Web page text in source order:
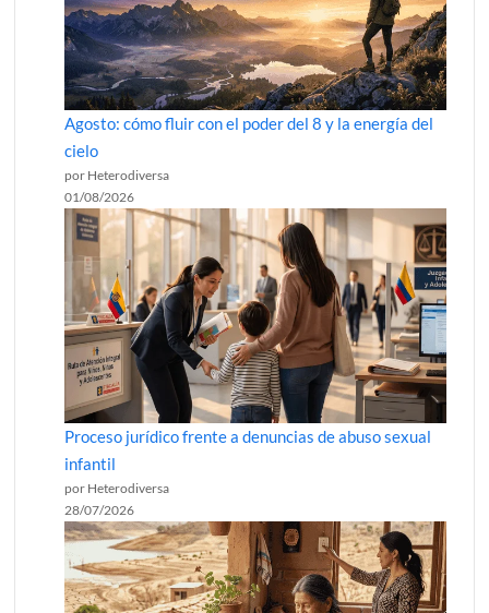
Agosto: cómo fluir con el poder del 8 y la energía del
cielo
por Heterodiversa
01/08/2026
Proceso jurídico frente a denuncias de abuso sexual
infantil
por Heterodiversa
28/07/2026